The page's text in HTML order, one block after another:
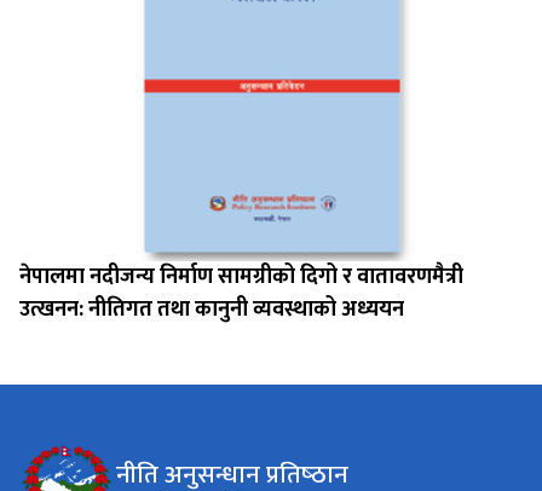
नेपालमा नदीजन्य निर्माण सामग्रीको दिगो र वातावरणमैत्री
उत्खनन: नीतिगत तथा कानुनी व्यवस्थाको अध्ययन
नीति अनुसन्धान प्रतिष्‍ठान